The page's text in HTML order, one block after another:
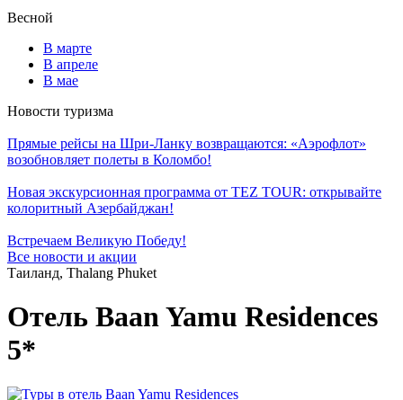
Весной
В марте
В апреле
В мае
Новости туризма
Прямые рейсы на Шри-Ланку возвращаются: «Аэрофлот»
возобновляет полеты в Коломбо!
Новая экскурсионная программа от TEZ TOUR: открывайте
колоритный Азербайджан!
Встречаем Великую Победу!
Все новости и акции
Таиланд, Thalang Phuket
Отель Baan Yamu Residences
5*